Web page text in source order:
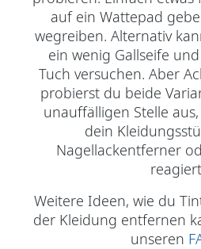
auf ein Wattepad
wegreiben. Alternativ
ein wenig Gallseife
Tuch versuchen. Aber
probierst du beide
unauffälligen Stelle
dein
Nagellackentferner
Weitere Ideen, wie du
der Kleidung entfernen
unseren